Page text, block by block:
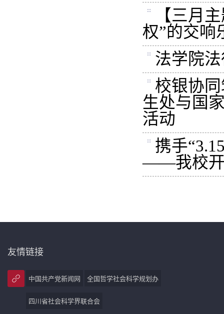
【三月
权”的交响
法学院
校银协
生处与国
活动
携手
——我校开
友情链接
中国共产党新闻网 全国哲学社会科学规划办
四川省社会科学界联合会